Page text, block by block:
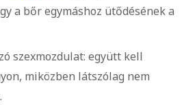
a bőr egymáshoz ütődésének a
szexmozdulat: együtt kell
miközben látszólag nem